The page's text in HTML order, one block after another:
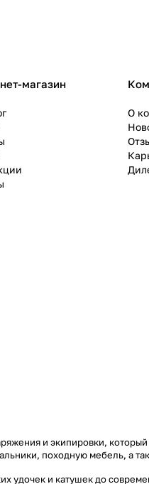
магазин
О
и экипировки,
походную мебель, а
удочек и катушек до